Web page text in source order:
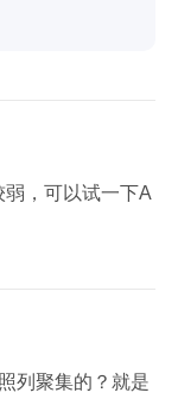
bi
，可以试一下A
列聚集的？就是